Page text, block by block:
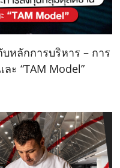
หลักการบริหาร – การ
ะ “TAM Model”